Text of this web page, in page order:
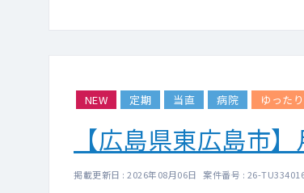
NEW 定期 当直 病院 ゆった
【広島県東広島市
掲載更新日 : 2026年08月06日 案件番号 : 26-